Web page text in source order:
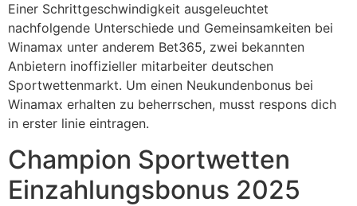
Einer Schrittgeschwindigkeit ausgeleuchtet
nachfolgende Unterschiede und Gemeinsamkeiten bei
Winamax unter anderem Bet365, zwei bekannten
Anbietern inoffizieller mitarbeiter deutschen
Sportwettenmarkt. Um einen Neukundenbonus bei
Winamax erhalten zu beherrschen, musst respons dich
in erster linie eintragen.
Champion Sportwetten
Einzahlungsbonus 2025